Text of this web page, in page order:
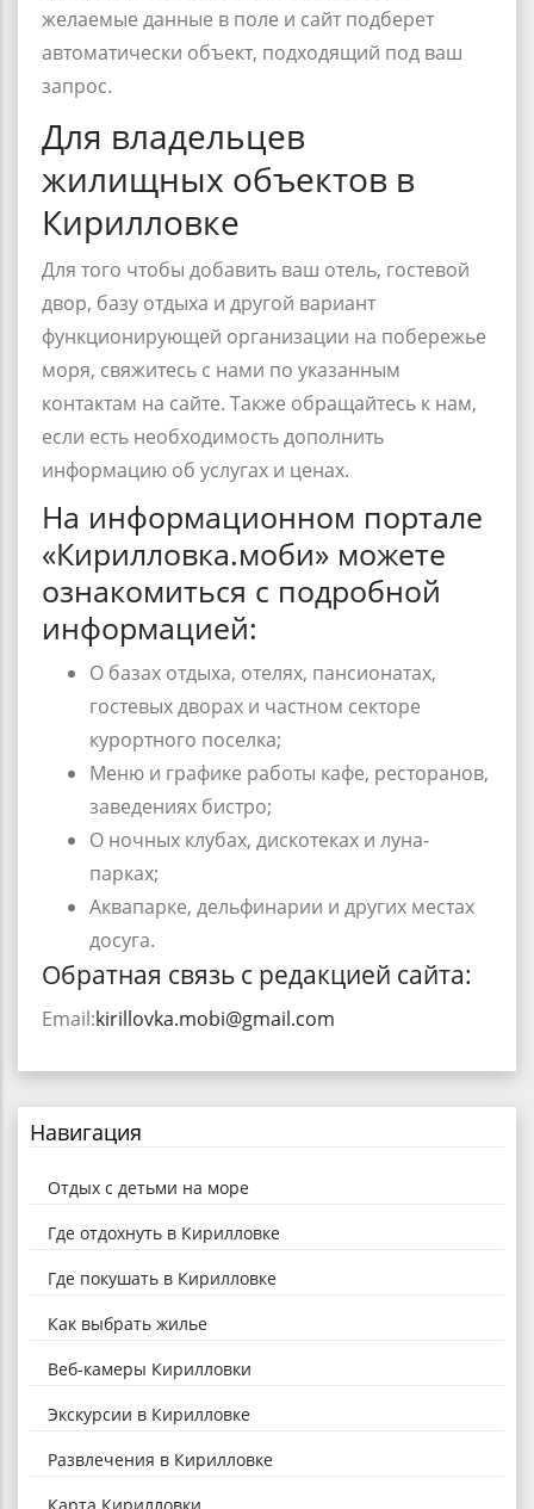
желаемые данные в поле и сайт подберет
автоматически объект, подходящий под ваш
запрос.
Для владельцев
жилищных объектов в
Кирилловке
Для того чтобы добавить ваш отель, гостевой
двор, базу отдыха и другой вариант
функционирующей организации на побережье
моря, свяжитесь с нами по указанным
контактам на сайте. Также обращайтесь к нам,
если есть необходимость дополнить
информацию об услугах и ценах.
На информационном портале
«Кирилловка.моби» можете
ознакомиться с подробной
информацией:
О базах отдыха, отелях, пансионатах,
гостевых дворах и частном секторе
курортного поселка;
Меню и графике работы кафе, ресторанов,
заведениях бистро;
О ночных клубах, дискотеках и луна-
парках;
Аквапарке, дельфинарии и других местах
досуга.
Обратная связь с редакцией сайта:
Email:kirillovka.mobi@gmail.com
Навигация
Отдых с детьми на море
Где отдохнуть в Кирилловке
Где покушать в Кирилловке
Как выбрать жилье
Веб-камеры Кирилловки
Экскурсии в Кирилловке
Развлечения в Кирилловке